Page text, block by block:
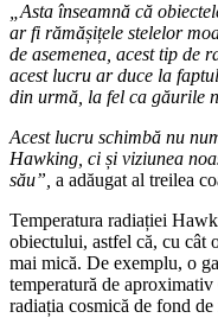
„Asta înseamnă că
ar fi rămășițele stelelor
de asemenea, acest tip de
acest lucru ar duce la
din urmă, la fel ca găurile
Acest lucru schimbă nu
Hawking, ci și viziunea
său”, a adăugat al treilea
Temperatura radiației
obiectului, astfel că, cu cât
mai mică. De exemplu, o
temperatură de
radiația cosmică de fond